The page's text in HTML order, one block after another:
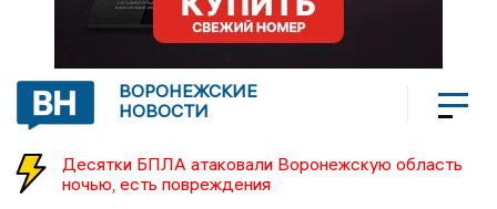
ВОРОНЕЖСКИЕ
НОВОСТИ
Десятки БПЛА атаковали Воронежскую область
ночью, есть повреждения